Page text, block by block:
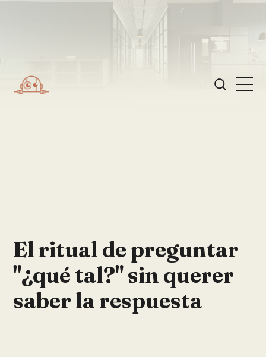
El ritual de preguntar
"¿qué tal?" sin querer
saber la respuesta